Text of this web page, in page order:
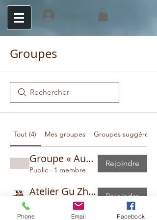
Se connecter
Groupes
Tout (4) Mes groupes Groupes suggérés
Groupe « Auditions élèves du Gu Zheng »
Public · 1 membre
Rejoindre
Atelier Gu Zheng à Montpellier
6 étudiants
Rejoindre
Phone Email Facebook